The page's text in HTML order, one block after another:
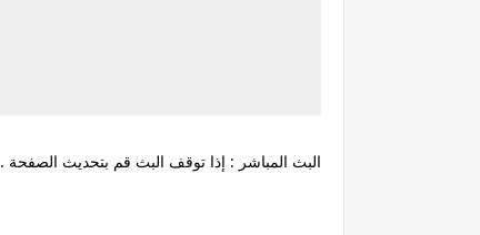
البث المباشر : إذا توقف البث قم بتحديث الصفحة .